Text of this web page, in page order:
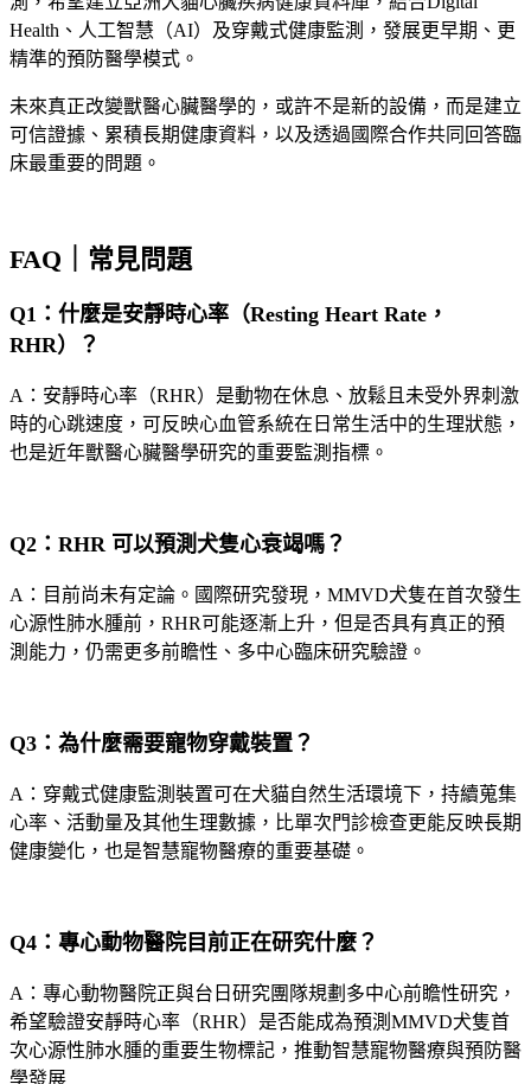
Health、人工智慧（AI）及穿戴式健康監測，發展更早期、更
精準的預防醫學模式。
未來真正改變獸醫心臟醫學的，或許不是新的設備，而是建立
可信證據、累積長期健康資料，以及透過國際合作共同回答臨
床最重要的問題。
FAQ｜常見問題
Q1：什麼是安靜時心率（Resting Heart Rate，
RHR）？
A：安靜時心率（RHR）是動物在休息、放鬆且未受外界刺激
時的心跳速度，可反映心血管系統在日常生活中的生理狀態，
也是近年獸醫心臟醫學研究的重要監測指標。
Q2：RHR 可以預測犬隻心衰竭嗎？
A：目前尚未有定論。國際研究發現，MMVD犬隻在首次發生
心源性肺水腫前，RHR可能逐漸上升，但是否具有真正的預
測能力，仍需更多前瞻性、多中心臨床研究驗證。
Q3：為什麼需要寵物穿戴裝置？
A：穿戴式健康監測裝置可在犬貓自然生活環境下，持續蒐集
心率、活動量及其他生理數據，比單次門診檢查更能反映長期
健康變化，也是智慧寵物醫療的重要基礎。
Q4：專心動物醫院目前正在研究什麼？
A：專心動物醫院正與台日研究團隊規劃多中心前瞻性研究，
希望驗證安靜時心率（RHR）是否能成為預測MMVD犬隻首
次心源性肺水腫的重要生物標記，推動智慧寵物醫療與預防醫
學發展